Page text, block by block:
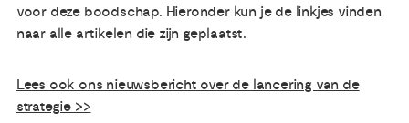
voor deze boodschap. Hieronder kun je de linkjes vinden
naar alle artikelen die zijn geplaatst.
Lees ook ons nieuwsbericht over de lancering van de
strategie >>